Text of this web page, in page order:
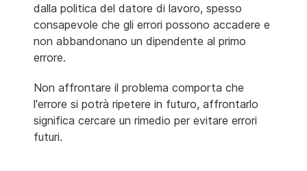
dalla politica del datore di lavoro, spesso
consapevole che gli errori possono accadere e
non abbandonano un dipendente al primo
errore.
Non affrontare il problema comporta che
l'errore si potrà ripetere in futuro, affrontarlo
significa cercare un rimedio per evitare errori
futuri.